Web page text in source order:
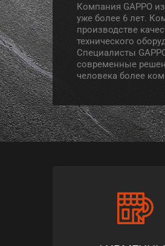
Компания GAPPO
уже более 6 лет.
производстве
технического
Специалисты
современные
человека более